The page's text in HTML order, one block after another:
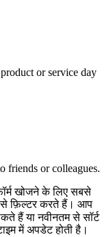
or service day
friends or colleagues.
खोजने के लिए सबसे
से फ़िल्टर करते हैं। आप
हैं या नवीनतम से सॉर्ट
में अपडेट होती है।